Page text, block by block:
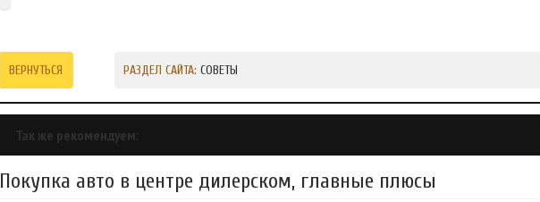
ВЕРНУТЬСЯ РАЗДЕЛ САЙТА: СОВЕТЫ
Так же рекомендуем:
Покупка авто в центре дилерском, главные плюсы